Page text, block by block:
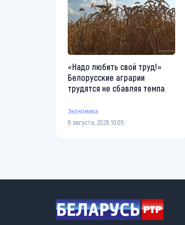
«Надо любить свой труд!»
Белорусские аграрии
трудятся не сбавляя темпа
Экономика
6 августа, 2026 10:05